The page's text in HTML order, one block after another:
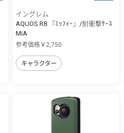
イングレム
AQUOS R8 『ﾐｯﾌｨｰ』/耐衝撃ｹｰｽ
MiA
参考価格￥2,750
キャラクター